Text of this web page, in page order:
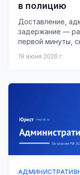
в полицию
Доставление,
задержание —
первой минуты,
19 июня 2026 г.